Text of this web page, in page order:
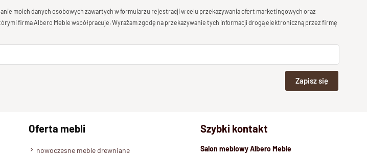
moich danych osobowych zawartych w formularzu rejestracji w celu przekazywania ofert marketingowych oraz
firma Albero Meble współpracuje. Wyrażam zgodę na przekazywanie tych informacji drogą elektroniczną przez firmę
Zapisz się
Oferta mebli
nowoczesne meble drewniane
Szybki kontakt
Salon meblowy Albero Meble